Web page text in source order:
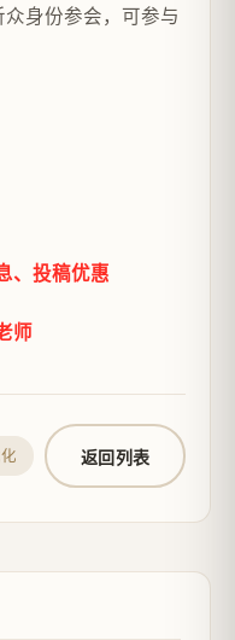
身份参会，可参与
、投稿优惠
师
返回列表